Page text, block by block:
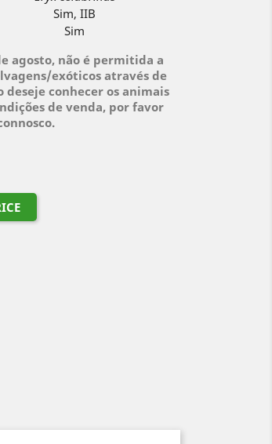
Sim, IIB
Sim
agosto, não é permitida a
exóticos através de
conhecer os animais
de venda, por favor